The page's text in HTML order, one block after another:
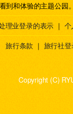
到和体验的主题公园
理业登录的表示 ｜
旅行条款 ｜ 旅行社
Copyright (C)